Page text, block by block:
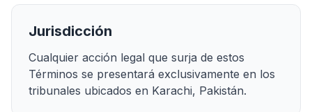
Jurisdicción
Cualquier acción legal que surja de estos
Términos se presentará exclusivamente en los
tribunales ubicados en Karachi, Pakistán.